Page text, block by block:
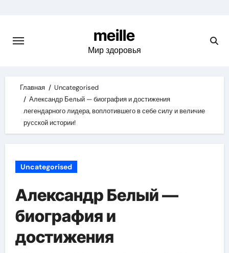
content
meille
Мир здоровья
Главная
Uncategorised
Александр Белый — биография и достижения
легендарного лидера, воплотившего в себе силу и величие
русской истории!
Uncategorised
Александр Белый —
биография и
достижения